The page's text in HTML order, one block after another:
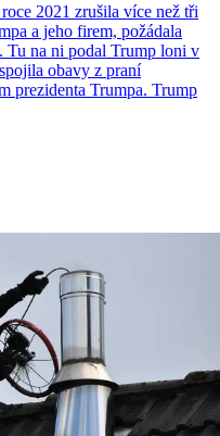
2021 zrušila více než tři
a jeho firem, požádala
Tu na ni podal Trump loni v
obavy z praní
prezidenta Trumpa. Trump